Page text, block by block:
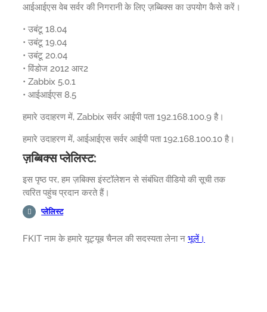
आईआईएस वेब सर्वर की निगरानी के लिए ज़ब्बिक्स का उपयोग कैसे करें।
• उबंटू 18.04
• उबंटू 19.04
• उबंटू 20.04
• विंडोज 2012 आर2
• Zabbix 5.0.1
• आईआईएस 8.5
हमारे उदाहरण में, Zabbix सर्वर आईपी पता 192.168.100.9 है।
हमारे उदाहरण में, आईआईएस सर्वर आईपी पता 192.168.100.10 है।
ज़ब्बिक्स प्लेलिस्ट:
इस पृष्ठ पर, हम ज़बिक्स इंस्टॉलेशन से संबंधित वीडियो की सूची तक
त्वरित पहुंच प्रदान करते हैं।
प्लेलिस्ट
FKIT नाम के हमारे यूट्यूब चैनल की सदस्यता लेना न भूलें।